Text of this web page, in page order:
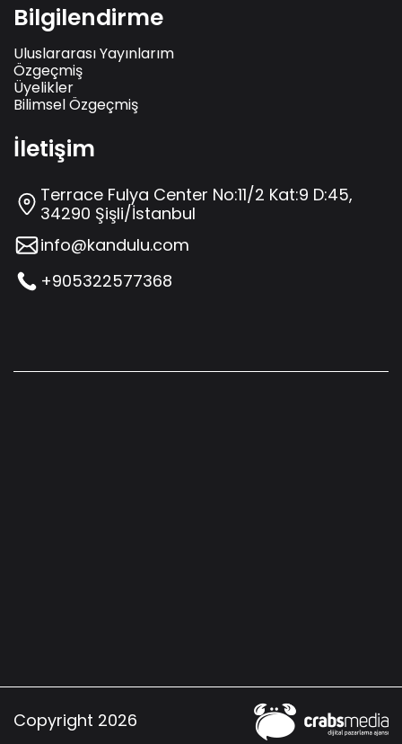
Bilgilendirme
Uluslararası Yayınlarım
Özgeçmiş
Üyelikler
Bilimsel Özgeçmiş
İletişim
Terrace Fulya Center No:11/2 Kat:9 D:45,
34290 Şişli/İstanbul
info@kandulu.com
+905322577368
Copyright 2026